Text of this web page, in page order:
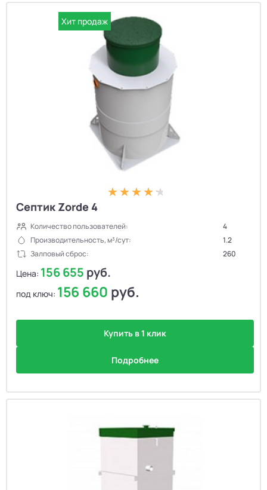
Хит продаж
Септик Zorde 4
Количество пользователей:
4
Производительность, м³/сут:
1.2
Залповый сброс:
260
Цена: 156 655 руб.
под ключ: 156 660 руб.
Купить в 1 клик
Подробнее